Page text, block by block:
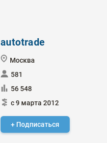
autotrade
Москва
581
56 548
с 9 марта 2012
+ Подписаться